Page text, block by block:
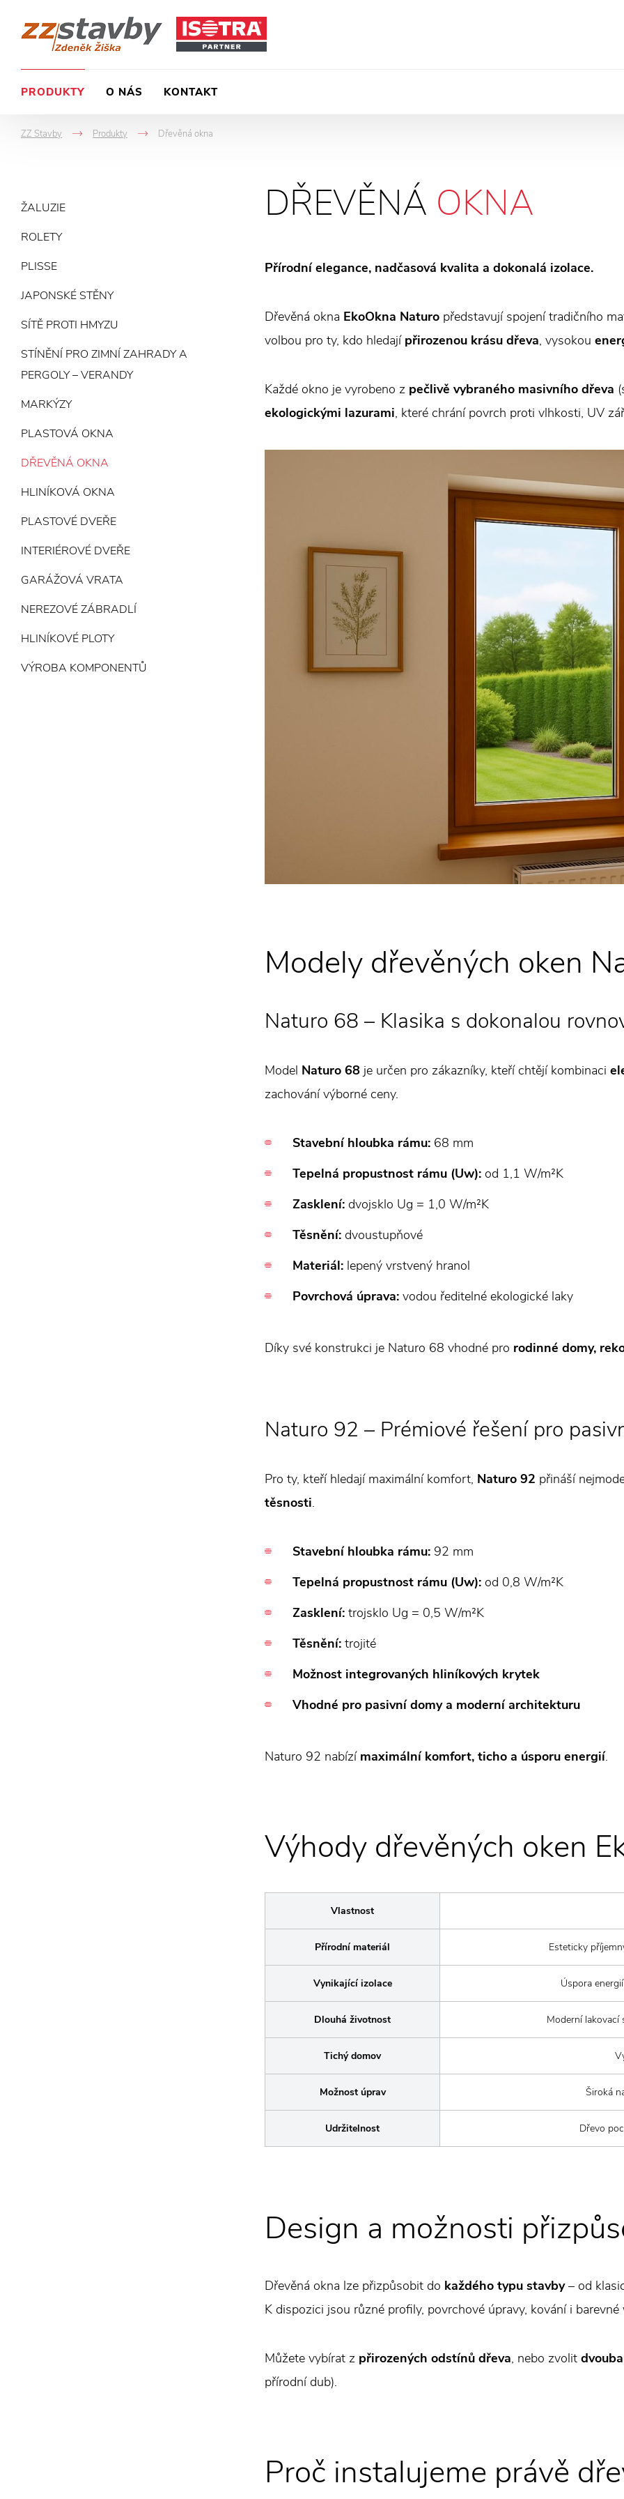
PRODUKTY O NÁS KONTAKT
ZZ Stavby
->
Produkty Dřevěná okna
ŽALUZIE
ROLETY
PLISSE
JAPONSKÉ STĚNY
SÍTĚ PROTI HMYZU
STÍNĚNÍ PRO ZIMNÍ ZAHRADY A
PERGOLY – VERANDY
MARKÝZY
PLASTOVÁ OKNA
DŘEVĚNÁ OKNA
HLINÍKOVÁ OKNA
PLASTOVÉ DVEŘE
INTERIÉROVÉ DVEŘE
GARÁŽOVÁ VRATA
NEREZOVÉ ZÁBRADLÍ
HLINÍKOVÉ PLOTY
VÝROBA KOMPONENTŮ
DŘEVĚNÁ OKNA
Přírodní elegance, nadčasová kvalita a dokonalá izolace.
Dřevěná okna EkoOkna Naturo představují spojení tradičního
volbou pro ty, kdo hledají přirozenou krásu dřeva, vysokou
Každé okno je vyrobeno z pečlivě vybraného masivního dřeva
ekologickými lazurami, které chrání povrch proti vlhkosti, UV
Modely dřevěných oken
Naturo 68 – Klasika s dokonalou
Model Naturo 68 je určen pro zákazníky, kteří chtějí kombinaci
zachování výborné ceny.
Stavební hloubka rámu: 68 mm
Tepelná propustnost rámu (Uw): od 1,1 W/m²K
Zasklení: dvojsklo Ug = 1,0 W/m²K
Těsnění: dvoustupňové
Materiál: lepený vrstvený hranol
Povrchová úprava: vodou ředitelné ekologické laky
Díky své konstrukci je Naturo 68 vhodné pro rodinné domy,
Naturo 92 – Prémiové řešení pro
Pro ty, kteří hledají maximální komfort, Naturo 92 přináší
těsnosti.
Stavební hloubka rámu: 92 mm
Tepelná propustnost rámu (Uw): od 0,8 W/m²K
Zasklení: trojsklo Ug = 0,5 W/m²K
Těsnění: trojité
Možnost integrovaných hliníkových krytek
Vhodné pro pasivní domy a moderní architekturu
Naturo 92 nabízí maximální komfort, ticho a úsporu energií.
Výhody dřevěných oken
Vlastnost
Přírodní materiál Esteticky
Vynikající izolace Úspora
Dlouhá životnost Moderní
Tichý domov
Možnost úprav Široká
Udržitelnost Dřevo
Design a možnosti
Dřevěná okna lze přizpůsobit do každého typu stavby– od
K dispozici jsou různé profily, povrchové úpravy, kování i barevné
Můžete vybírat z přirozených odstínů dřeva, nebo zvolit
přírodní dub).
Proč instalujeme právě